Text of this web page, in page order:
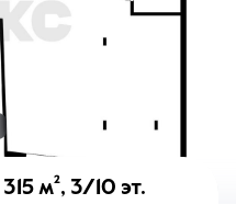
Услуги
315 м², 3/10 эт.